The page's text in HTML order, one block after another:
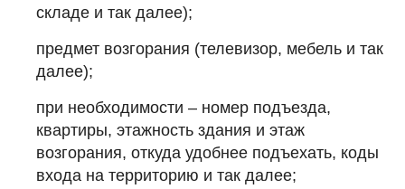
складе и так далее);
предмет возгорания (телевизор, мебель и так
далее);
при необходимости – номер подъезда,
квартиры, этажность здания и этаж
возгорания, откуда удобнее подъехать, коды
входа на территорию и так далее;